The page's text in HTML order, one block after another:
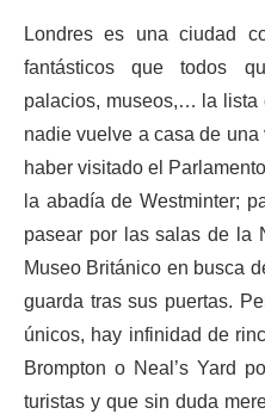
Londres es una ciudad
fantásticos que todos
palacios, museos,… la lista
nadie vuelve a casa de
haber visitado el
la abadía de Westminter;
pasear por las salas de la
Museo Británico en busca
guarda tras sus puertas.
únicos, hay infinidad de
Brompton o Neal’s Yard
turistas y que sin duda